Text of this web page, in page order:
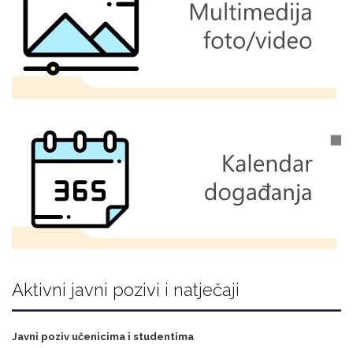
Aktivni javni pozivi i natječaji
Javni poziv učenicima i studentima